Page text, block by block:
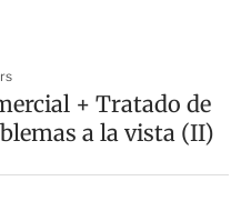
+ Tratado de
a la vista (II)